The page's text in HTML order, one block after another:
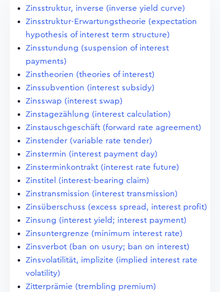
Zinsstruktur, inverse (inverse yield curve)
Zinsstruktur-Erwartungstheorie (expectation
hypothesis of interest term structure)
Zinsstundung (suspension of interest
payments)
Zinstheorien (theories of interest)
Zinssubvention (interest subsidy)
Zinsswap (interest swap)
Zinstagezählung (interest calculation)
Zinstauschgeschäft (forward rate agreement)
Zinstender (variable rate tender)
Zinstermin (interest payment day)
Zinsterminkontrakt (interest rate future)
Zinstitel (interest-bearing claim)
Zinstransmission (interest transmission)
Zinsüberschuss (excess spread, interest profit)
Zinsung (interest yield; interest payment)
Zinsuntergrenze (minimum interest rate)
Zinsverbot (ban on usury; ban on interest)
Zinsvolatilität, implizite (implied interest rate
volatility)
Zitterprämie (trembling premium)